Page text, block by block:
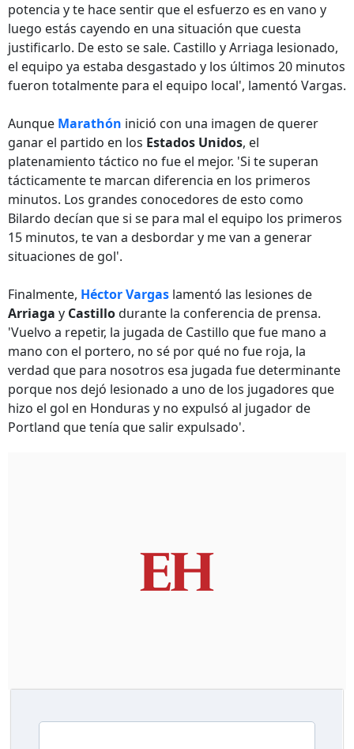
potencia y te hace sentir que el esfuerzo es en vano y
luego estás cayendo en una situación que cuesta
justificarlo. De esto se sale. Castillo y Arriaga lesionado,
el equipo ya estaba desgastado y los últimos 20 minutos
fueron totalmente para el equipo local', lamentó Vargas.
Aunque Marathón inició con una imagen de querer
ganar el partido en los Estados Unidos, el
platenamiento táctico no fue el mejor. 'Si te superan
tácticamente te marcan diferencia en los primeros
minutos. Los grandes conocedores de esto como
Bilardo decían que si se para mal el equipo los primeros
15 minutos, te van a desbordar y me van a generar
situaciones de gol'.
Finalmente, Héctor Vargas lamentó las lesiones de
Arriaga y Castillodurante la conferencia de prensa.
'Vuelvo a repetir, la jugada de Castillo que fue mano a
mano con el portero, no sé por qué no fue roja, la
verdad que para nosotros esa jugada fue determinante
porque nos dejó lesionado a uno de los jugadores que
hizo el gol en Honduras y no expulsó al jugador de
Portland que tenía que salir expulsado'.